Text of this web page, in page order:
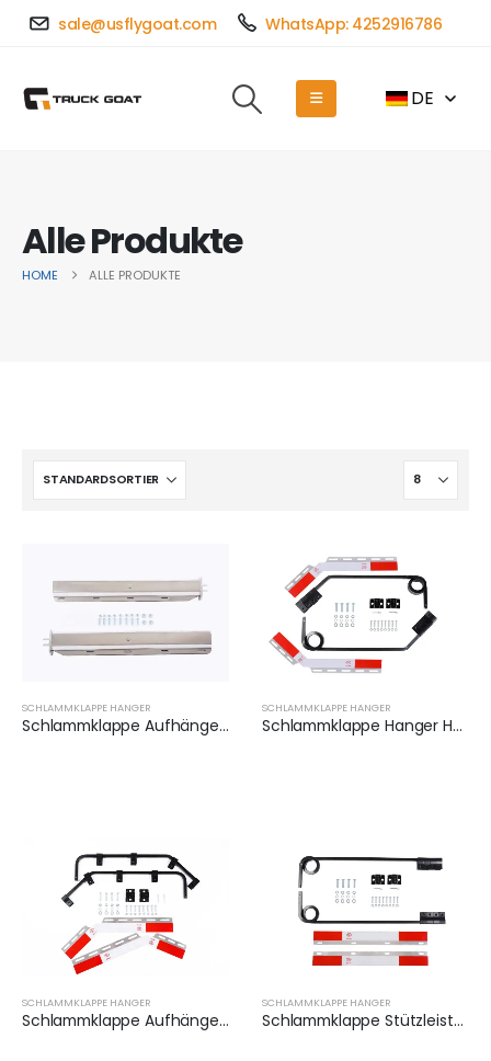
sale@usflygoat.com WhatsApp: 4252916786
DE
Alle Produkte
HOME ALLE PRODUKTE
SCHLAMMKLAPPE HANGER
Schlammklappe Aufhänger für LKW | XKJ-MFH-02-SS-1/2
SCHLAMMKLAPPE HANGER
Schlammklappe Hanger Halter für Semi Truck | XKJ-MFH-Q2C
SCHLAMMKLAPPE HANGER
Schlammklappe Aufhänger Halter mit Reflektorplatten | XKJ-MFH-QBK
SCHLAMMKLAPPE HANGER
Schlammklappe Stützleiste für Semi Trucks | XKJ-MFH-S1C